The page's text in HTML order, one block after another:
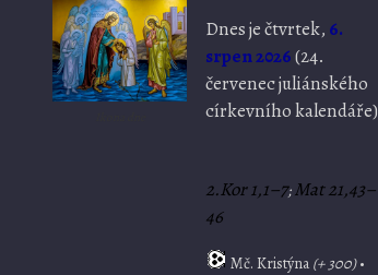
Dnes ječtvrtek, 6.
srpen 2026(24.
červenec juliánského
církevního kalendáře)
2.Kor 1,1–7;Mat 21,43–
46
Mč. Kristýna (+ 300)•